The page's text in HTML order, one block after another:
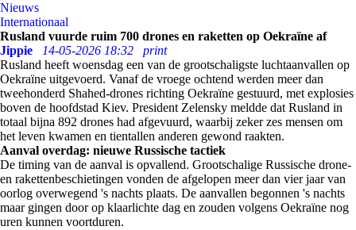
Nieuws
Internationaal
Rusland vuurde ruim 700 drones en raketten op Oekraïne af
Jippie
14-05-2026 18:32
print
Rusland heeft woensdag een van de grootschaligste luchtaanvallen op
Oekraïne uitgevoerd. Vanaf de vroege ochtend werden meer dan
tweehonderd Shahed-drones richting Oekraïne gestuurd, met explosies
boven de hoofdstad Kiev. President Zelensky meldde dat Rusland in
totaal bijna 892 drones had afgevuurd, waarbij zeker zes mensen om
het leven kwamen en tientallen anderen gewond raakten.
Aanval overdag: nieuwe Russische tactiek
De timing van de aanval is opvallend. Grootschalige Russische drone-
en rakettenbeschietingen vonden de afgelopen meer dan vier jaar van
oorlog overwegend 's nachts plaats. De aanvallen begonnen 's nachts
maar gingen door op klaarlichte dag en zouden volgens Oekraïne nog
uren kunnen voortduren.